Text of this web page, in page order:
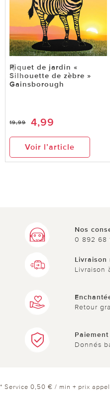
Piquet de jardin «
Silhouette de zèbre »
Gainsborough
19,99 4,99
Voir l’article
Nos
0 892 68
Livraison
Livraison
Retour
Donnés
* Service 0,50 € / min + prix appel